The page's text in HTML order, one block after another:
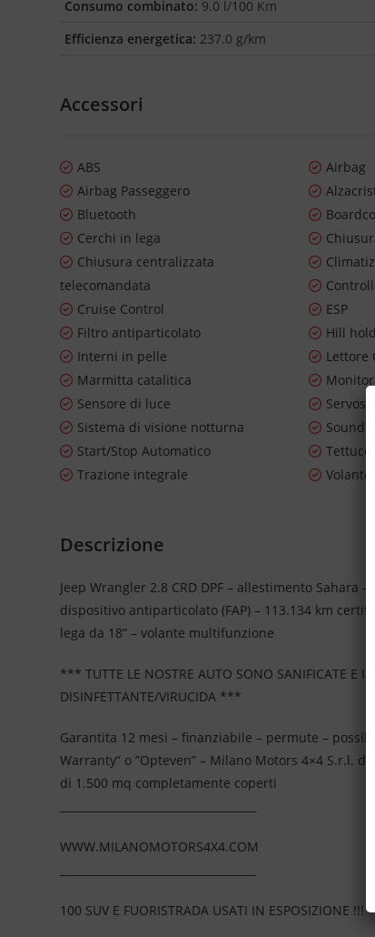
Consumo combinato: 9.0 l/100 Km
Efficienza energetica: 237.0 g/km
Accessori
ABS Airbag
Airbag Passeggero
Bluetooth
Cerchi in lega
Chiusura centralizzata
telecomandata
Cruise Control
ESP
Filtro antiparticolato
Hill
Interni in pelle
Lettore
Marmitta catalitica
Sensore di luce
Sistema di visione notturna
Sound
Start/Stop Automatico
Trazione integrale
Volante
Descrizione
Jeep Wrangler 2.8 CRD DPF – allestimento
dispositivo antiparticolato (FAP) – 113.134 km
lega da 18” – volante multifunzione
*** TUTTE LE NOSTRE AUTO SONO SANIFICATE E
DISINFETTANTE/VIRUCIDA ***
Garantita 12 mesi – finanziabile – permute –
Warranty” o ”Opteven” – Milano Motors 4×4 S.r.l.
di 1.500 mq completamente coperti
WWW.MILANOMOTORS4X4.COM
100 SUV E FUORISTRADA USATI IN ESPOSIZIONE !!!